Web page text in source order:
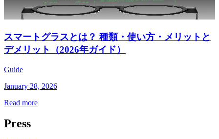
スマートグラスとは？ 種類・使い方・メリットと
デメリット（2026年ガイド）
Guide
January 28, 2026
Read more
Press